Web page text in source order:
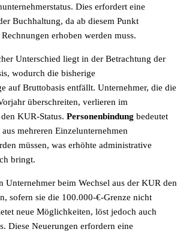
Dies erfordert eine
Buchhaltung, da ab diesem Punkt
erhoben werden muss.
Unterschied liegt in der Betrachtung der
wodurch die bisherige
auf Bruttobasis entfällt. Unternehmer, die die
überschreiten, verlieren im
KUR-Status. Personenbindung bedeutet
mehreren Einzelunternehmen
müssen, was erhöhte administrative
bringt.
Unternehmer beim Wechsel aus der KUR den
sofern sie die 100.000-€-Grenze nicht
neue Möglichkeiten, löst jedoch auch
Diese Neuerungen erfordern eine